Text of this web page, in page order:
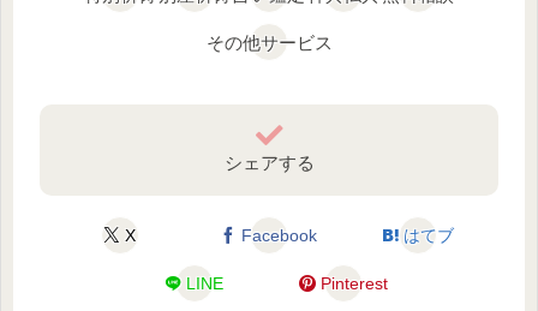
その他サービス
シェアする
X Facebook はてブ
LINE Pinterest